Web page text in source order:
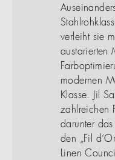
verleiht sie
austarierten
modernen
Klasse. Jil
zahlreichen
darunter das
den „Fil
Linen